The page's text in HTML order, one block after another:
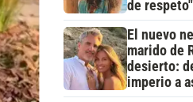
de respeto"
El nuevo
marido de
desierto:
imperio a